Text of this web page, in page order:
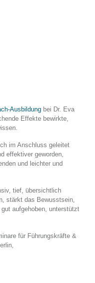
Ausbildung bei Dr. Eva
Effekte bewirkte,
im Anschluss geleitet
effektiver geworden,
und leichter und
tief, übersichtlich
stärkt das Bewusstsein,
aufgehoben, unterstützt
für Führungskräfte &